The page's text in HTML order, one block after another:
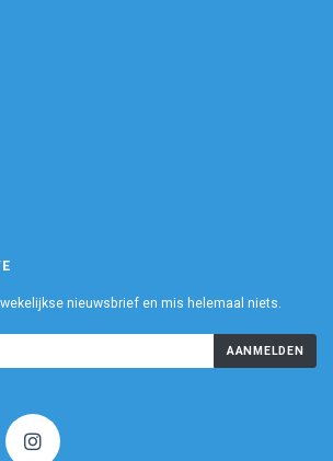
nieuwsbrief en mis helemaal niets.
AANMELDEN